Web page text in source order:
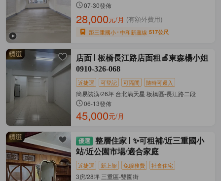
07-30發佈
28,000元/月 (有額外費用)
距三重國小 中和新蘆線 517公尺
店面
板橋長江路店面租🍎東森楊小姐
0910-326-068
近捷運 可登記 可隔間 隨時可遷入
簡易裝潢/26坪 台北滿天星 板橋區-長江路二段
06-13發佈
45,000元/月
整層住家
✨可租補/近三重國小
站/近公園市場/適合家庭
近捷運 新上架 免服務費 社會住宅
3房/28坪 三重區-雙園街